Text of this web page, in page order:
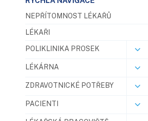
NEPŘÍTOMNOST LÉKAŘŮ
LÉKAŘI
POLIKLINIKA PROSEK
LÉKÁRNA
ZDRAVOTNICKÉ POTŘEBY
PACIENTI